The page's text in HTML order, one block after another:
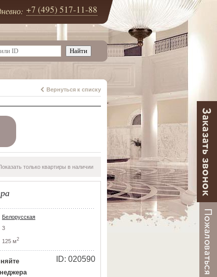
+7 (495) 517-11-88
Вернуться к списку
только квартиры в наличии
Белорусская
3
125 м2
ID: 020590